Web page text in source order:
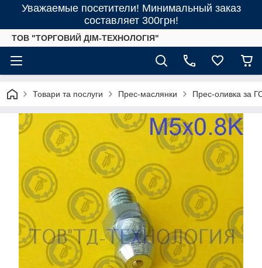
Уважаемые посетители! Минимальный заказ
составляет 300грн!
ТОВ "ТОРГОВИЙ ДІМ-ТЕХНОЛОГІЯ"
Товари та послуги Прес-маслянки Прес-оливка за